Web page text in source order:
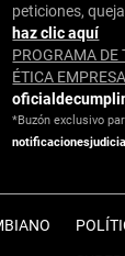
peticiones,
haz clic aquí
PROGRAMA DE
ÉTICA
*Buzón exclusivo